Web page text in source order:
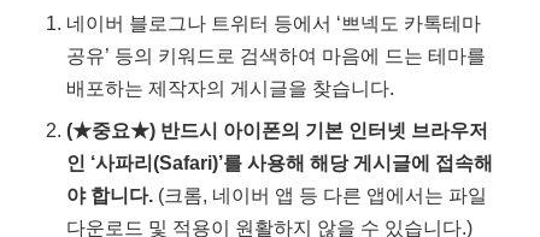
네이버 블로그나 트위터 등에서 ‘쁘넥도 카톡테마
공유’ 등의 키워드로 검색하여 마음에 드는 테마를
배포하는 제작자의 게시글을 찾습니다.
(★중요★) 반드시 아이폰의 기본 인터넷 브라우저
인 ‘사파리(Safari)’를 사용해 해당 게시글에 접속해
야 합니다. (크롬, 네이버 앱 등 다른 앱에서는 파일
다운로드 및 적용이 원활하지 않을 수 있습니다.)